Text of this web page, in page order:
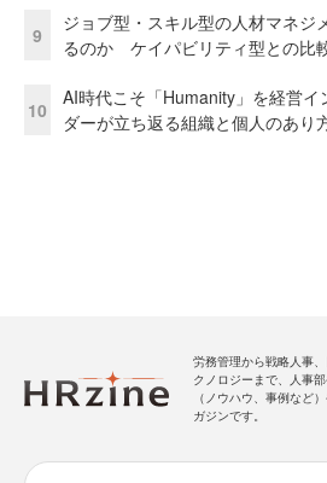
9
ジョブ型・スキル型の人材マネジ
るのか ケイパビリティ型との比
10
AI時代こそ「Humanity」を経営
ダーが立ち返る組織と個人のあり
労務管理から戦略人事
クノロジーまで、人事
（ノウハウ、事例など
ガジンです。